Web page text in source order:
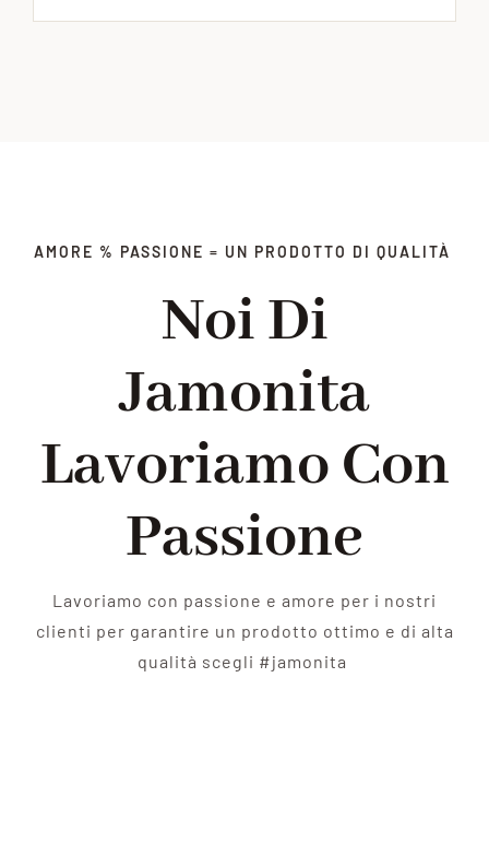
AMORE % PASSIONE = UN PRODOTTO DI QUALITÀ
Noi Di
Jamonita
Lavoriamo Con
Passione
Lavoriamo con passione e amore per i nostri
clienti per garantire un prodotto ottimo e di alta
qualità scegli #jamonita